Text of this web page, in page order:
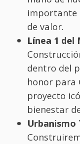
importante
de valor.
Línea 1
dentro del
honor para
proyecto
bienestar
Urbanismo